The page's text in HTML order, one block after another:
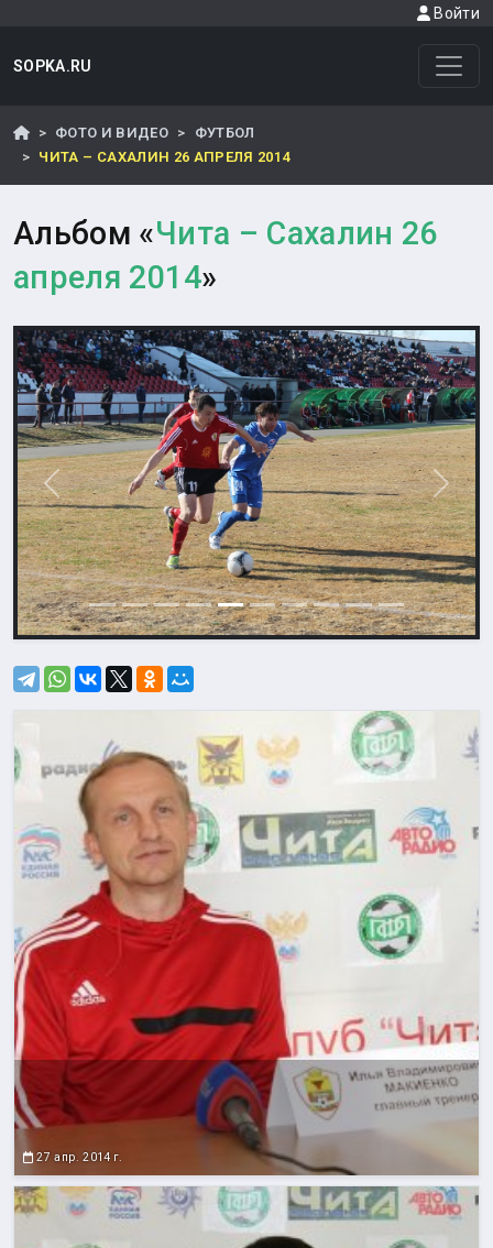
Войти
SOPKA.RU
ФОТО И ВИДЕО
ФУТБОЛ
ЧИТА – САХАЛИН 26 АПРЕЛЯ 2014
Альбом «Чита – Сахалин 26
апреля 2014»
Назад
27 апр. 2014 г.